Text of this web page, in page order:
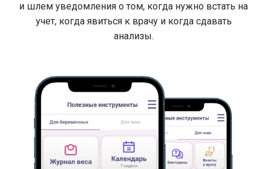
и шлем уведомления о том, когда нужно встать на
учет, когда явиться к врачу и когда сдавать
анализы.